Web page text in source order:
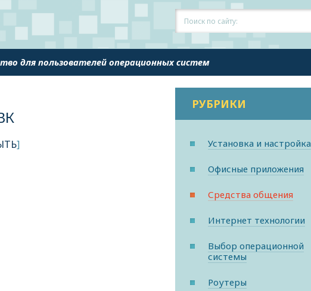
для пользователей операционных систем
]
РУБРИКИ
Установка и настройка
Офисные приложения
Средства общения
Интернет технологии
Выбор операционной
системы
Роутеры